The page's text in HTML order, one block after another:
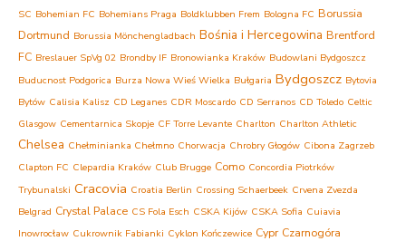
SC Bohemian FC Bohemians Praga Boldklubben Frem Bologna FC Borussia
Dortmund Borussia Mönchengladbach Bośnia i Hercegowina Brentford
FC Breslauer SpVg 02 Brondby IF Bronowianka Kraków Budowlani Bydgoszcz
Buducnost Podgorica Burza Nowa Wieś Wielka Bułgaria Bydgoszcz Bytovia
Bytów Calisia Kalisz CD Leganes CDR Moscardo CD Serranos CD Toledo Celtic
Glasgow Cementarnica Skopje CF Torre Levante Charlton Charlton Athletic
Chelsea Chełminianka Chełmno Chorwacja Chrobry Głogów Cibona Zagrzeb
Clapton FC Clepardia Kraków Club Brugge Como Concordia Piotrków
Trybunalski Cracovia Croatia Berlin Crossing Schaerbeek Crvena Zvezda
Belgrad Crystal Palace CS Fola Esch CSKA Kijów CSKA Sofia Cuiavia
Inowrocław Cukrownik Fabianki Cyklon Kończewice Cypr Czarnogóra